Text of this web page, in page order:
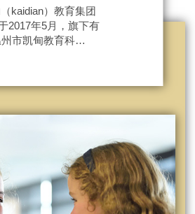
kaidian）教育集团
2017年5月，旗下有
市凯甸教育科…